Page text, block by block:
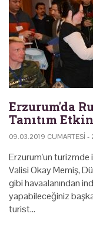
Erzurum'da
Tanıtım
09.03.2019 CUMARTESI -
Erzurum'un turizmde
Valisi Okay Memiş,
gibi havaalanından
yapabileceğiniz
turist…